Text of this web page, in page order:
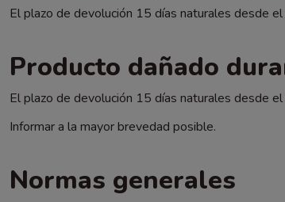
El plazo de devolución 15 días naturales desde
Producto dañado
El plazo de devolución 15 días naturales desde
Informar a la mayor brevedad posible.
Normas generales